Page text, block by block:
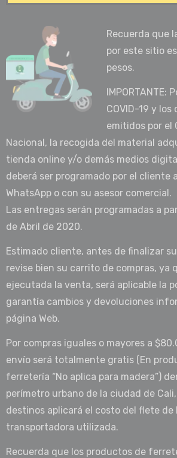
Recuerda que
por este sitio
pesos.
IMPORTANTE:
COVID-19 y los
emitidos por el
Nacional, la recogida del material
tienda online y/o demás medios
deberá ser programado por el cliente
WhatsApp o con su asesor comercial.
Las entregas serán programadas a
de Abril de 2020.
Estimado cliente, antes de finalizar
revise bien su carrito de compras, ya
ejecutada la venta, será aplicable la
garantía cambios y devoluciones
página Web.
Por compras iguales o mayores a
envío será totalmente gratis (En
ferretería “No aplica para madera”)
perímetro urbano de la ciudad de
destinos aplicará el costo del flete de
transportadora utilizada.
Recuerda que los productos de